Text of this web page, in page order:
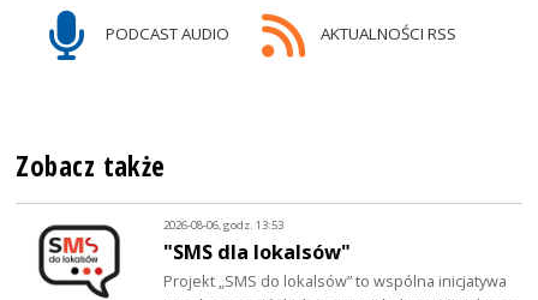
PODCAST AUDIO AKTUALNOŚCI RSS
Zobacz także
2026-08-06, godz. 13:53
"SMS dla lokalsów"
Projekt „SMS do lokalsów” to wspólna inicjatywa